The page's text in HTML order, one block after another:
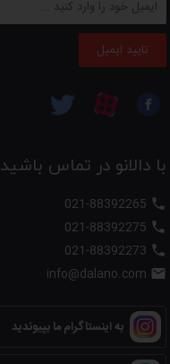
تایید ایمیل
با دالانو در تماس باشید




به اینستاگرام ما بپیوندید